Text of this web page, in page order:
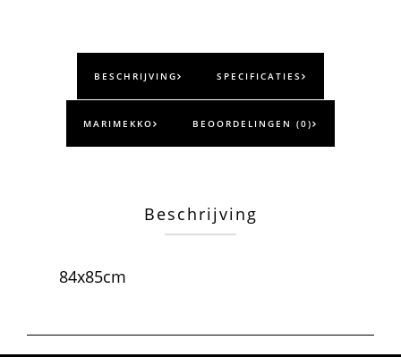
BESCHRIJVING SPECIFICATIES
MARIMEKKO BEOORDELINGEN (0)
Beschrijving
84x85cm